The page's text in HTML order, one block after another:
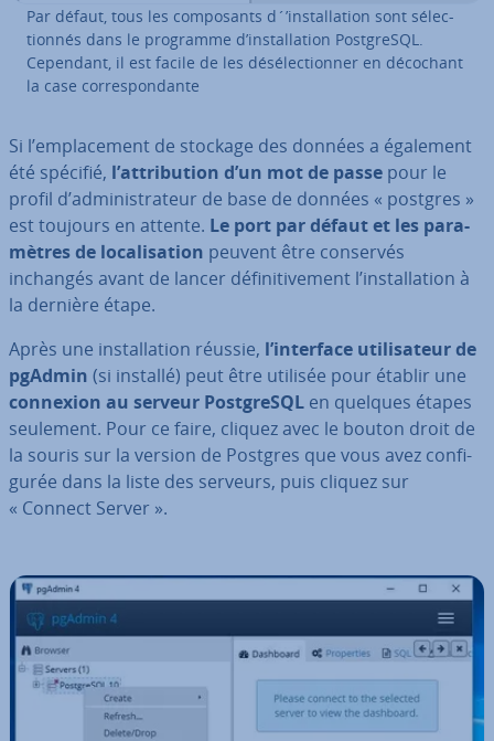
Par défaut, tous les com­po­sants d´’ins­tal­la­tion sont sé­lec­
tion­nés dans le programme d’ins­tal­la­tion Post­greSQL.
Cependant, il est facile de les dé­sé­lec­tion­ner en décochant
la case cor­res­pon­dante
Si l’em­pla­ce­ment de stockage des données a également
été spécifié, l’at­tri­bu­tion d’un mot de passe pour le
profil d’ad­mi­nis­tra­teur de base de données « postgres »
est toujours en attente. Le port par défaut et les pa­ra­
mètres de lo­ca­li­sa­tion peuvent être conservés
inchangés avant de lancer dé­fi­ni­ti­ve­ment l’ins­tal­la­tion à
la dernière étape.
Après une ins­tal­la­tion réussie, l’interface uti­li­sa­teur de
pgAdmin (si installé) peut être utilisée pour établir une
connexion au serveur Post­greSQL en quelques étapes
seulement. Pour ce faire, cliquez avec le bouton droit de
la souris sur la version de Postgres que vous avez con­fi­
gu­rée dans la liste des serveurs, puis cliquez sur
« Connect Server ».